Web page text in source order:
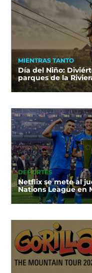
MIENTRAS TANTO
Día del Niño:
parques de la
DEPORTES
Netflix se mete al
Nations League en